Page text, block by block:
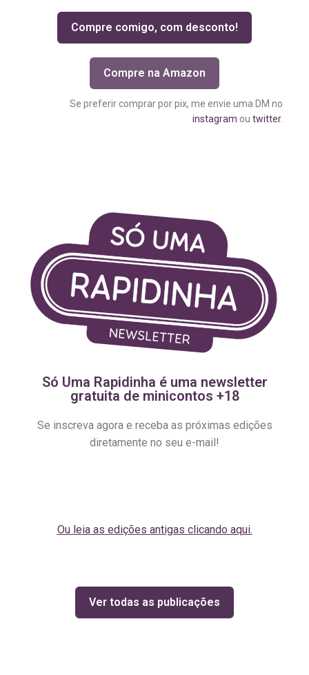
Compre comigo, com desconto!
Compre na Amazon
Se preferir comprar por pix, me envie uma DM no
instagram ou twitter.
Só Uma Rapidinha é uma newsletter
gratuita de minicontos +18
Se inscreva agora e receba as próximas edições
diretamente no seu e-mail!
Ou leia as edições antigas clicando aqui.
Ver todas as publicações